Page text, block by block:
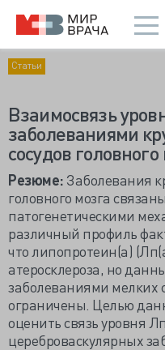
Статьи
Взаимосвязь
заболеваниями
сосудов
Резюме: Заболевания
головного мозга
патогенетическими
различный профиль
что липопротеин(а)
атеросклероза, но
заболеваниями мелких
ограничены. Целью
оценить связь уровня
цереброваскулярных